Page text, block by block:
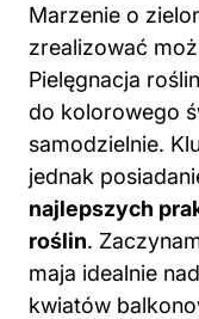
Marzenie o
zrealizować
Pielęgnacja
do kolorowego
samodzielnie.
jednak
najlepszych
roślin.
maja idealnie
kwiatów